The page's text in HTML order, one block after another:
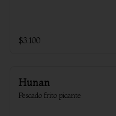
$3.100
Hunan
Pescado frito picante